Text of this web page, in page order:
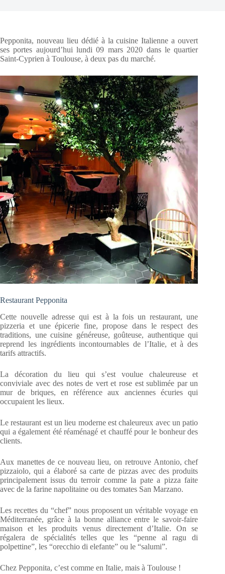
Pepponita, nouveau lieu dédié à la cuisine Italienne a ouvert
ses portes aujourd’hui lundi 09 mars 2020 dans le quartier
Saint-Cyprien à Toulouse, à deux pas du marché.
Restaurant Pepponita
Cette nouvelle adresse qui est à la fois un restaurant, une
pizzeria et une épicerie fine, propose dans le respect des
traditions, une cuisine généreuse, goûteuse, authentique qui
reprend les ingrédients incontournables de l’Italie, et à des
tarifs attractifs.
La décoration du lieu qui s’est voulue chaleureuse et
conviviale avec des notes de vert et rose est sublimée par un
mur de briques, en référence aux anciennes écuries qui
occupaient les lieux.
Le restaurant est un lieu moderne est chaleureux avec un patio
qui a également été réaménagé et chauffé pour le bonheur des
clients.
Aux manettes de ce nouveau lieu, on retrouve Antonio, chef
pizzaiolo, qui a élaboré sa carte de pizzas avec des produits
principalement issus du terroir comme la pate a pizza faite
avec de la farine napolitaine ou des tomates San Marzano.
Les recettes du “chef” nous proposent un véritable voyage en
Méditerranée, grâce à la bonne alliance entre le savoir-faire
maison et les produits venus directement d’Italie. On se
régalera de spécialités telles que les “penne al ragu di
polpettine”, les “orecchio di elefante” ou le “salumi”.
Chez Pepponita, c’est comme en Italie, mais à Toulouse !